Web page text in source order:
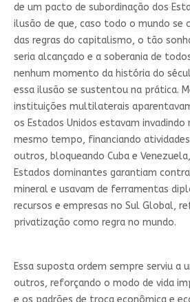
de um pacto de subordinação dos
ilusão de que, caso todo o mundo se
das regras do capitalismo, o tão
seria alcançado e a soberania de
nenhum momento da história do
essa ilusão se sustentou na prática.
instituições multilaterais
os Estados Unidos estavam
mesmo tempo, financiando
outros, bloqueando Cuba e
Estados dominantes garantiam
mineral e usavam de ferramentas
recursos e empresas no Sul Global,
privatização como regra no mundo.
Essa suposta ordem sempre serviu a
outros, reforçando o modo de vida
e os padrões de troca econômica e